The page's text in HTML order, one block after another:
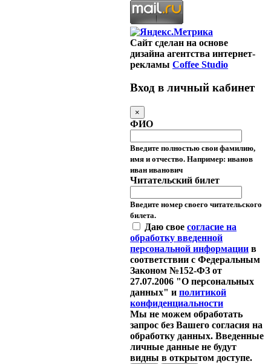
Сайт сделан на основе
дизайна агентства интернет-
рекламы Coffee Studio
Вход в личный кабинет
×
ФИО
Введите полностью свои фамилию,
имя и отчество. Например: иванов
иван иванович
Читательский билет
Введите номер своего читательского
билета.
Даю свое согласие на
обработку введенной
персональной информации в
соответствии с Федеральным
Законом №152-ФЗ от
27.07.2006 "О персональных
данных" и политикой
конфиденциальности
Мы не можем обработать
запрос без Вашего согласия на
обработку данных. Введенные
личные данные не будут
видны в открытом доступе.